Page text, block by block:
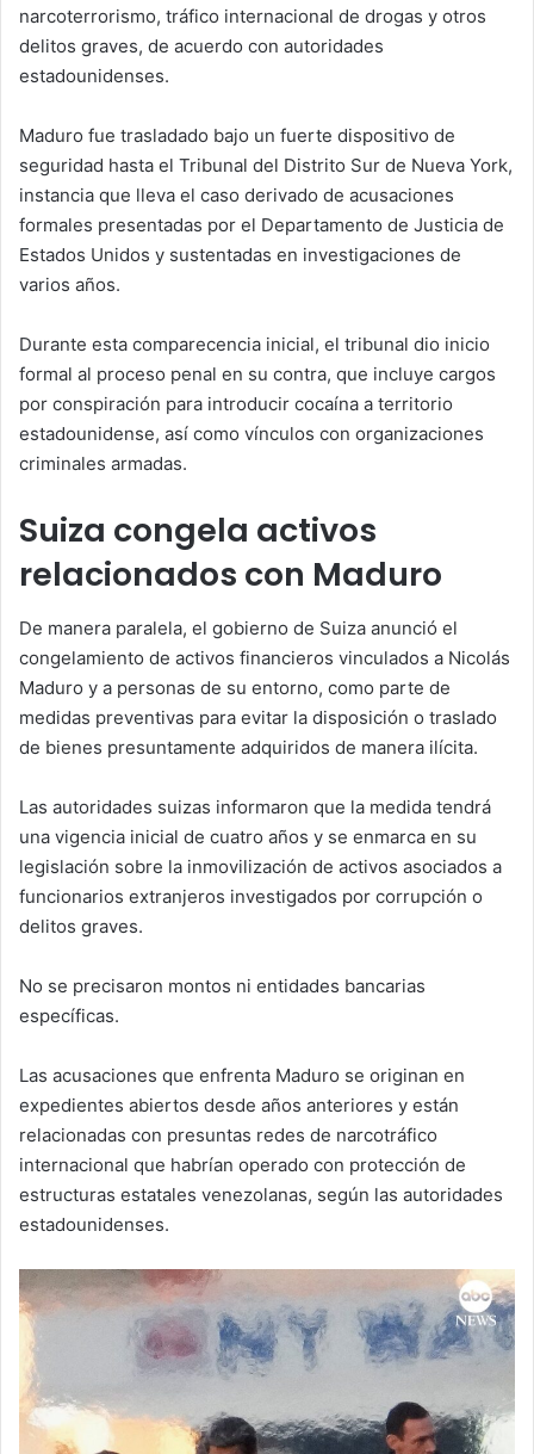
narcoterrorismo, tráfico internacional de drogas y otros
delitos graves, de acuerdo con autoridades
estadounidenses.
Maduro fue trasladado bajo un fuerte dispositivo de
seguridad hasta el Tribunal del Distrito Sur de Nueva York,
instancia que lleva el caso derivado de acusaciones
formales presentadas por el Departamento de Justicia de
Estados Unidos y sustentadas en investigaciones de
varios años.
Durante esta comparecencia inicial, el tribunal dio inicio
formal al proceso penal en su contra, que incluye cargos
por conspiración para introducir cocaína a territorio
estadounidense, así como vínculos con organizaciones
criminales armadas.
Suiza congela activos
relacionados con Maduro
De manera paralela, el gobierno de Suiza anunció el
congelamiento de activos financieros vinculados a Nicolás
Maduro y a personas de su entorno, como parte de
medidas preventivas para evitar la disposición o traslado
de bienes presuntamente adquiridos de manera ilícita.
Las autoridades suizas informaron que la medida tendrá
una vigencia inicial de cuatro años y se enmarca en su
legislación sobre la inmovilización de activos asociados a
funcionarios extranjeros investigados por corrupción o
delitos graves.
No se precisaron montos ni entidades bancarias
específicas.
Las acusaciones que enfrenta Maduro se originan en
expedientes abiertos desde años anteriores y están
relacionadas con presuntas redes de narcotráfico
internacional que habrían operado con protección de
estructuras estatales venezolanas, según las autoridades
estadounidenses.